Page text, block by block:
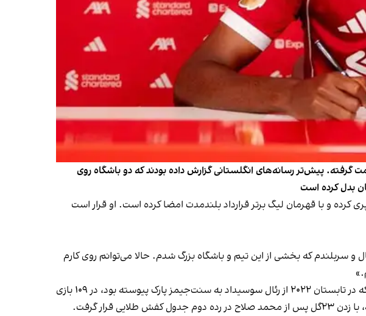
را با قراردادی شش‌ساله به خدمت گرفته. پیش‌تر رسانه‌های انگلستانی گزارش داده بودند که دو باشگاه روی
کرده و با قهرمان لیگ برتر قرارداد بلندمدت امضا کرده است. او قرار است
سربلندم که بخشی از این تیم و باشگاه بزرگ شدم. حالا می‌توانم روی کارم
این مهاجم سویدنی و ٢٥ساله طی سه فصل حضور در نیوکاسل، یکی از برترین گلزنان لیگ برتر بود. او که در تابستان ۲۰۲۲ از رئال سوسیداد به سنت‌جیمز پارک پیوسته بود، در ۱۰۹ بازی